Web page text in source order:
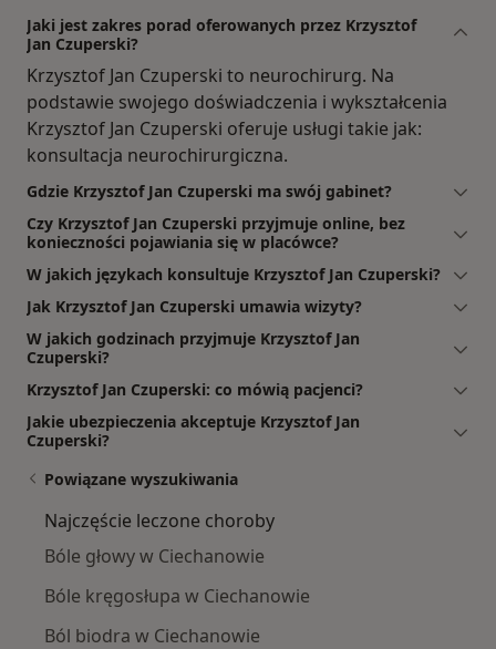
Jaki jest zakres porad oferowanych przez Krzysztof
Jan Czuperski?
Krzysztof Jan Czuperski to neurochirurg. Na
podstawie swojego doświadczenia i wykształcenia
Krzysztof Jan Czuperski oferuje usługi takie jak:
konsultacja neurochirurgiczna.
Gdzie Krzysztof Jan Czuperski ma swój gabinet?
Czy Krzysztof Jan Czuperski przyjmuje online, bez
konieczności pojawiania się w placówce?
W jakich językach konsultuje Krzysztof Jan Czuperski?
Jak Krzysztof Jan Czuperski umawia wizyty?
W jakich godzinach przyjmuje Krzysztof Jan
Czuperski?
Krzysztof Jan Czuperski: co mówią pacjenci?
Jakie ubezpieczenia akceptuje Krzysztof Jan
Czuperski?
Powiązane wyszukiwania
Najczęście leczone choroby
Bóle głowy w Ciechanowie
Bóle kręgosłupa w Ciechanowie
Ból biodra w Ciechanowie